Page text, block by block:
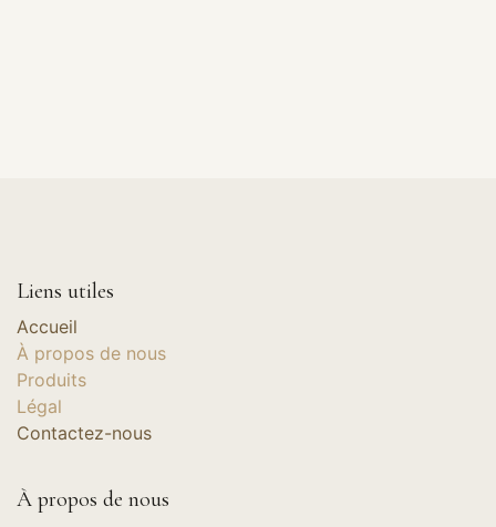
Liens utiles
Accueil
À propos de nous
Produits
Légal
Contactez-nous
À propos de nous